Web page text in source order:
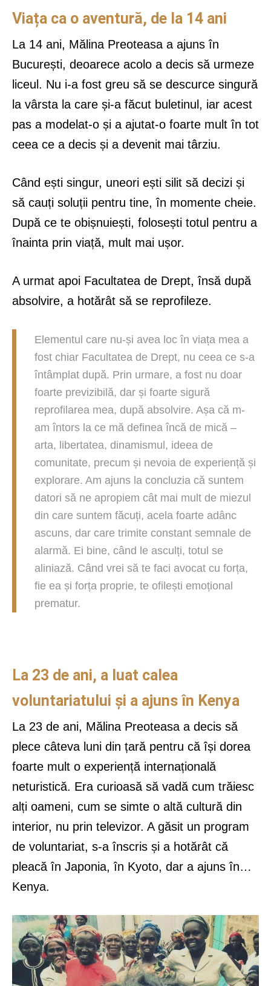
Viața ca o aventură, de la 14 ani
La 14 ani, Mălina Preoteasa a ajuns în
București, deoarece acolo a decis să urmeze
liceul. Nu i-a fost greu să se descurce singură
la vârsta la care și-a făcut buletinul, iar acest
pas a modelat-o și a ajutat-o foarte mult în tot
ceea ce a decis și a devenit mai târziu.
Când ești singur, uneori ești silit să decizi și
să cauți soluții pentru tine, în momente cheie.
După ce te obișnuiești, folosești totul pentru a
înainta prin viață, mult mai ușor.
A urmat apoi Facultatea de Drept, însă după
absolvire, a hotărât să se reprofileze.
Elementul care nu-și avea loc în viața mea a
fost chiar Facultatea de Drept, nu ceea ce s-a
întâmplat după. Prin urmare, a fost nu doar
foarte previzibilă, dar și foarte sigură
reprofilarea mea, după absolvire. Așa că m-
am întors la ce mă definea încă de mică –
arta, libertatea, dinamismul, ideea de
comunitate, precum și nevoia de experiență și
explorare. Am ajuns la concluzia că suntem
datori să ne apropiem cât mai mult de miezul
din care suntem făcuți, acela foarte adânc
ascuns, dar care trimite constant semnale de
alarmă. Ei bine, când le asculți, totul se
aliniază. Când vrei să te faci avocat cu forța,
fie ea și forța proprie, te ofilești emoțional
prematur.
La 23 de ani, a luat calea
voluntariatului și a ajuns în Kenya
La 23 de ani, Mălina Preoteasa a decis să
plece câteva luni din țară pentru că își dorea
foarte mult o experiență internațională
neturistică. Era curioasă să vadă cum trăiesc
alți oameni, cum se simte o altă cultură din
interior, nu prin televizor. A găsit un program
de voluntariat, s-a înscris și a hotărât că
pleacă în Japonia, în Kyoto, dar a ajuns în…
Kenya.